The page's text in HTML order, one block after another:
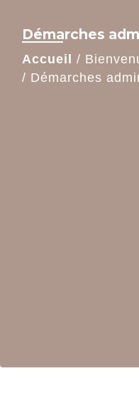
Démarches
Accueil /
/ Démarches